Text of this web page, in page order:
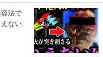
容法で
ない